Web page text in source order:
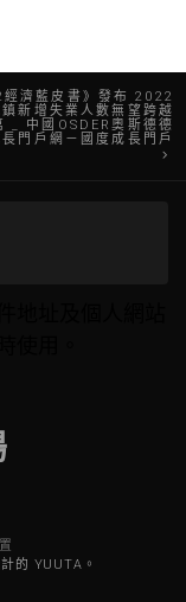
經濟藍皮書》發布 2022
新增失業人數無望跨越
_ 中國OSDER奧斯德德
門戶網－國度成長門戶
的 YUUTA。